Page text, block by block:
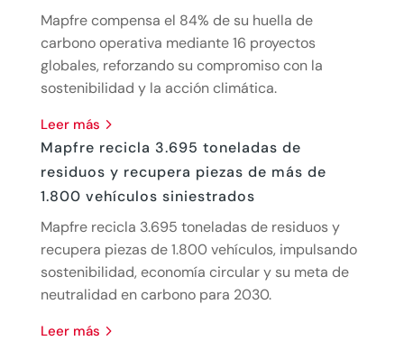
Mapfre compensa el 84% de su huella de
carbono operativa mediante 16 proyectos
globales, reforzando su compromiso con la
sostenibilidad y la acción climática.
leer más
Mapfre recicla 3.695 toneladas de
residuos y recupera piezas de más de
1.800 vehículos siniestrados
Mapfre recicla 3.695 toneladas de residuos y
recupera piezas de 1.800 vehículos, impulsando
sostenibilidad, economía circular y su meta de
neutralidad en carbono para 2030.
leer más